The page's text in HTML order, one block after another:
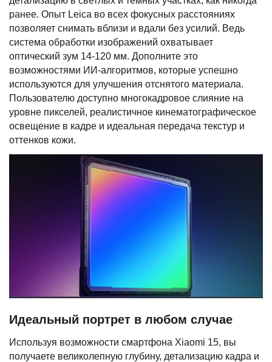
ранее. Опыт Leica во всех фокусных расстояниях
позволяет снимать вблизи и вдали без усилий. Ведь
система обработки изображений охватывает
оптический зум 14-120 мм. Дополните это
возможностями ИИ-алгоритмов, которые успешно
используются для улучшения отснятого материала.
Пользователю доступно многокадровое слияние на
уровне пикселей, реалистичное кинематографическое
освещение в кадре и идеальная передача текстур и
оттенков кожи.
Идеальный портрет в любом случае
Используя возможности смартфона Xiaomi 15, вы
получаете великолепную глубину, детализацию кадра и